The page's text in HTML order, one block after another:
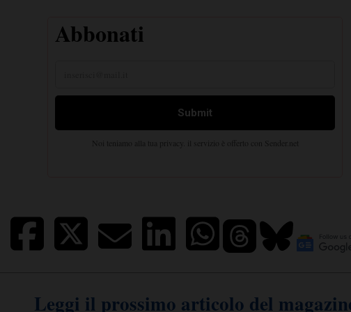
Leggi il prossimo articolo del